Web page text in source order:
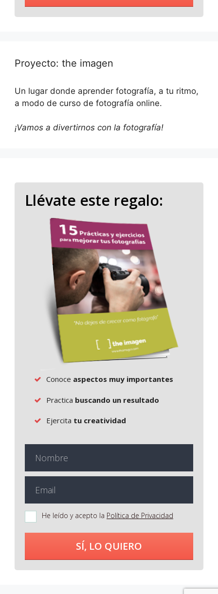
Proyecto: the imagen
Un lugar donde aprender fotografía, a tu ritmo,
a modo de curso de fotografía online.
¡Vamos a divertirnos con la fotografía!
Llévate este regalo:
Conoce aspectos muy importantes
Practica buscando un resultado
Ejercita tu creatividad
He leído y acepto la Política de Privacidad
SÍ, LO QUIERO